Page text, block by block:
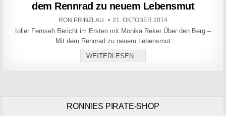
dem Rennrad zu neuem Lebensmut
AUTHOR:
RON PRINZLAU PUBLISHED DATE:
21. OKTOBER 2014
toller Fernseh Bericht im Ersten mit Monika Reker Über den Berg –
Mit dem Rennrad zu neuem Lebensmut
WEITERLESEN...
RONNIES PIRATE-SHOP